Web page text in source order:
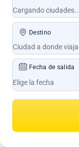
Destino
Fecha de salida